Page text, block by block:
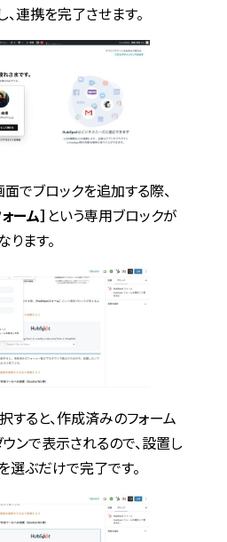
、連携を完了させます。
でブロックを追加する際、
ーム］ という専用ブロックが
ります。
すると、作成済みのフォーム
ンで表示されるので、設置し
選ぶだけで完了です。